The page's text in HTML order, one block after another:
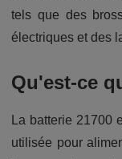
tels que des
électriques et des
Qu'est-ce
La batterie 21700
utilisée pour